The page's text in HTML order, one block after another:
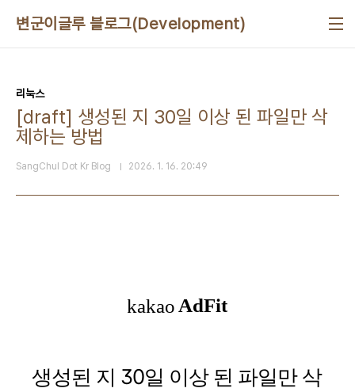
변군이글루 블로그(Development)
리눅스
[draft] 생성된 지 30일 이상 된 파일만 삭
제하는 방법
SangChul Dot Kr Blog 2026. 1. 16. 20:49
생성된 지 30일 이상 된 파일만 삭